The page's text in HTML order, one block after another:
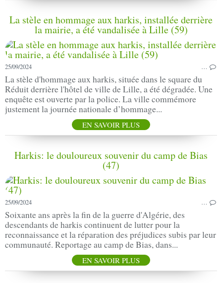
La stèle en hommage aux harkis, installée derrière
la mairie, a été vandalisée à Lille (59)
25/09/2024 …
La stèle d'hommage aux harkis, située dans le square du
Réduit derrière l'hôtel de ville de Lille, a été dégradée. Une
enquête est ouverte par la police. La ville commémore
justement la journée nationale d’hommage...
EN SAVOIR PLUS
Harkis: le douloureux souvenir du camp de Bias
(47)
25/09/2024 …
Soixante ans après la fin de la guerre d'Algérie, des
descendants de harkis continuent de lutter pour la
reconnaissance et la réparation des préjudices subis par leur
communauté. Reportage au camp de Bias, dans...
EN SAVOIR PLUS